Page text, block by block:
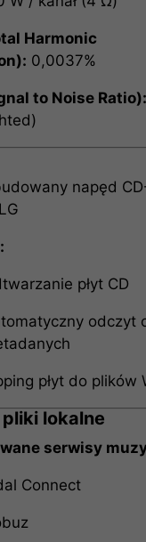
Harmonic
0,0037%
to Noise Ratio):
napęd
płyt CD
odczyt
płyt do plików
lokalne
serwisy
Connect